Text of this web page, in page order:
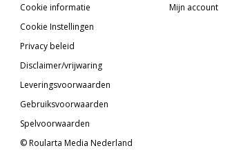
Cookie informatie
Cookie Instellingen
Privacy beleid
Disclaimer/vrijwaring
Leveringsvoorwaarden
Gebruiksvoorwaarden
Spelvoorwaarden
© Roularta Media Nederland
Mijn account